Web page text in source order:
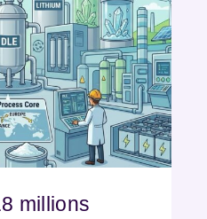
millions